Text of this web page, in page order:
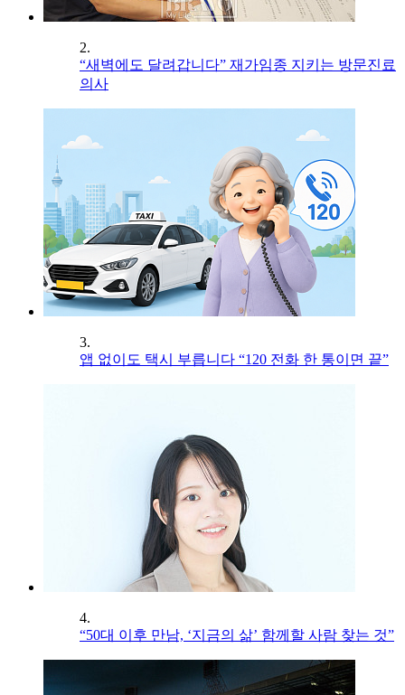
2.
“새벽에도 달려갑니다” 재가임종 지키는 방문진료
의사
3.
앱 없이도 택시 부릅니다 “120 전화 한 통이면 끝”
4.
“50대 이후 만남, ‘지금의 삶’ 함께할 사람 찾는 것”